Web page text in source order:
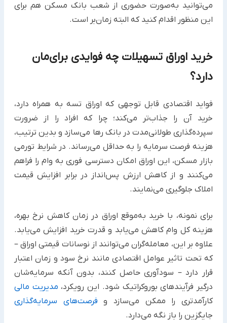
می‌توانید به‌صورت حضوری از شعب بانک مسکن هم برای
این منظور اقدام کنید که البته زمان‌‌بر است.
خرید اوراق تسهیلات چه فوایدی برای‌مان
دارد؟
فواید اقتصادی قابل توجهی که اوراق تسه به همراه دارد،
خرید آن را جذاب‌تر می‌کند؛ چرا که افراد را از ضرورت
سپرده‌گذاری طولانی‌مدت در بانک رها می‌سازد و بدین ترتیب،
هزینه فرصت سرمایه را به حداقل می‌رساند. در شرایط تورمی
بازار مسکن، این اوراق امکان دسترسی فوری به وام را فراهم
می‌کنند و از کاهش ارزش پس‌انداز در برابر افزایش قیمت
املاک جلوگیری می‌نمایند.
برای نمونه، با خرید به‌موقع اوراق در زمان کاهش نرخ بهره،
هزینه کل وام کاهش می‌یابد و قدرت خرید افزایش می‌یابد.
علاوه بر این، معامله‌گران می‌توانند از نوسانات قیمتی اوراق –
که تحت تاثیر عوامل اقتصادی مانند نرخ سود و زمان اعتبار
قرار دارد – سودآوری حاصل کنند، بدون آنکه سرمایه‌شان
درگیر فرآیندهای بوروکراتیک شود. این رویکرد، مدیریت مالی
کارآمدتری را ممکن می‌سازد و فرصت‌های سرمایه‌گذاری
جایگزین را باز نگه می‌دارد.​